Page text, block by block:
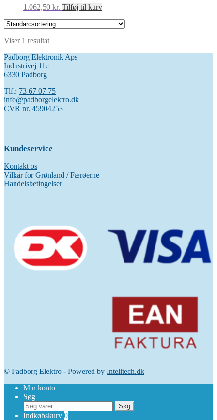
1.062,50 kr. Tilføj til kurv
Viser 1 resultat
Padborg Elektronik Aps
Industrivej 11c
6330 Padborg
Tlf.: 73 67 07 75
info@padborgelektro.dk
CVR nr. 45904253
Kundeservice
Kontakt os
Vilkår for Grønland / Færøerne
Handelsbetingelser
© Padborg Elektro - Powered by Intelitech.dk
Min konto
Søg
Søg
efter:
Søg
Indkøbskurv 0